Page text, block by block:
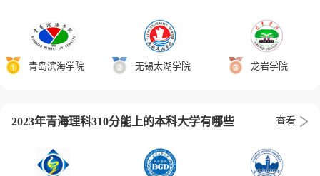
青岛滨海学院 无锡太湖学院 龙岩学院
2023年青海理科310分能上的本科大学有哪些 查看